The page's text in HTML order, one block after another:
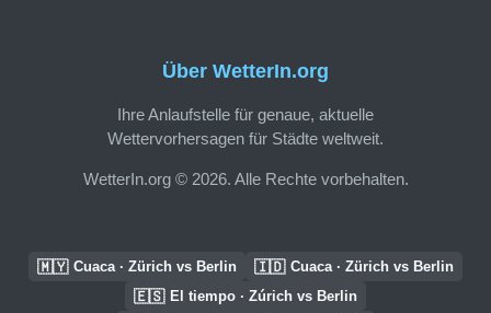
Über WetterIn.org
Ihre Anlaufstelle für genaue, aktuelle
Wettervorhersagen für Städte weltweit.
WetterIn.org © 2026. Alle Rechte vorbehalten.
🇲🇾 Cuaca · Zürich vs Berlin 🇮🇩 Cuaca · Zürich vs Berlin
🇪🇸 El tiempo · Zúrich vs Berlin